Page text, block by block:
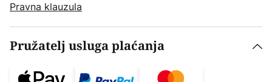
Pravna klauzula
Pružatelj usluga plaćanja